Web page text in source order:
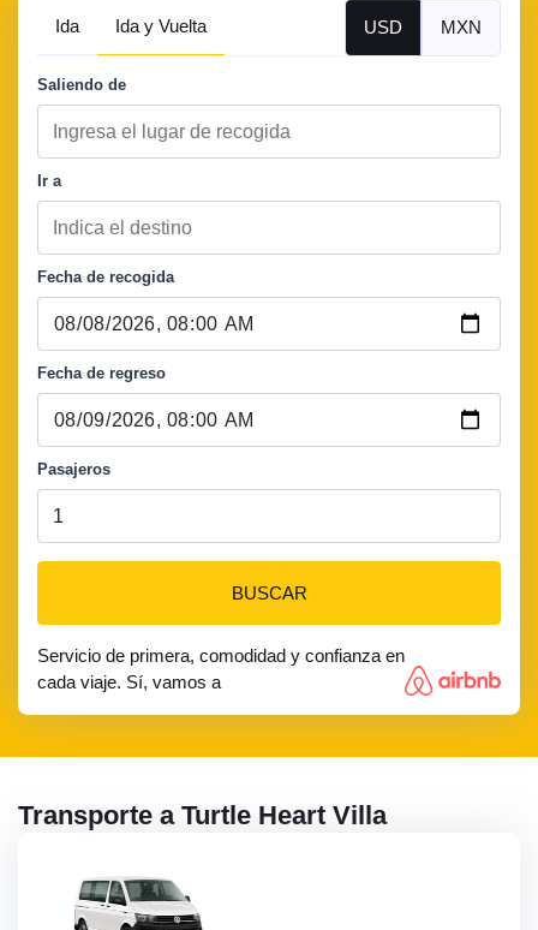
Ida Ida y Vuelta USD MXN
Saliendo de
Ir a
Fecha de recogida
Fecha de regreso
Pasajeros
BUSCAR
Servicio de primera, comodidad y confianza en
cada viaje. Sí, vamos a
Transporte a Turtle Heart Villa